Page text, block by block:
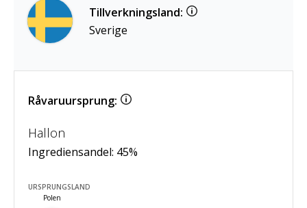
Tillverkningsland:
Sverige
Råvaruursprung:
Hallon
Ingrediensandel: 45%
URSPRUNGSLAND
Polen